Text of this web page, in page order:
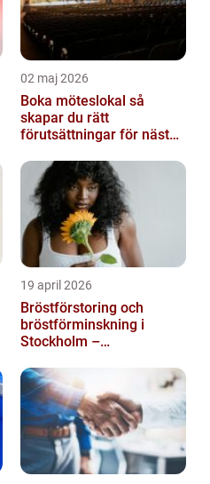
02 maj 2026
Boka möteslokal så
skapar du rätt
förutsättningar för nästa
19 april 2026
Bröstförstoring och
bröstförminskning i
Stockholm –